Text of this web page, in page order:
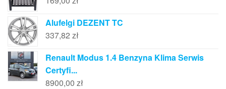
Alufelgi DEZENT TC
337,82 zł
Renault Modus 1.4 Benzyna Klima Serwis
Certyfi...
8900,00 zł